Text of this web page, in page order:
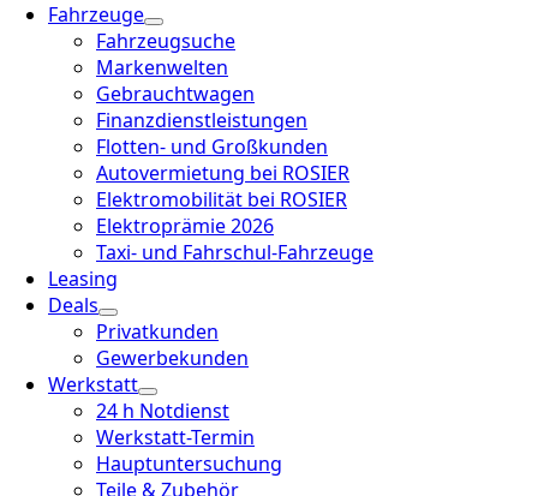
Fahrzeuge
Fahrzeugsuche
Markenwelten
Gebrauchtwagen
Finanzdienstleistungen
Flotten- und Großkunden
Autovermietung bei ROSIER
Elektromobilität bei ROSIER
Elektroprämie 2026
Taxi- und Fahrschul-Fahrzeuge
Leasing
Deals
Privatkunden
Gewerbekunden
Werkstatt
24 h Notdienst
Werkstatt-Termin
Hauptuntersuchung
Teile & Zubehör